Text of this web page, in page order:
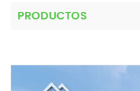
PRODUCTOS